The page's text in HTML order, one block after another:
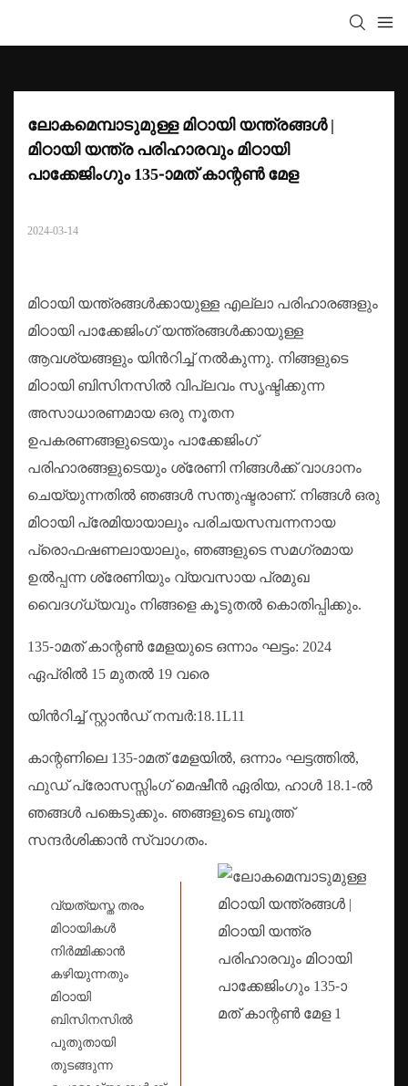
ലോകമെമ്പാടുമുള്ള മിഠായി യന്ത്രങ്ങൾ |
മിഠായി യന്ത്ര പരിഹാരവും മിഠായി
പാക്കേജിംഗും 135-ാമത് കാന്റൺ മേള
2024-03-14
മിഠായി യന്ത്രങ്ങൾക്കായുള്ള എല്ലാ പരിഹാരങ്ങളും
മിഠായി പാക്കേജിംഗ് യന്ത്രങ്ങൾക്കായുള്ള
ആവശ്യങ്ങളും യിൻറിച്ച് നൽകുന്നു. നിങ്ങളുടെ
മിഠായി ബിസിനസിൽ വിപ്ലവം സൃഷ്ടിക്കുന്ന
അസാധാരണമായ ഒരു നൂതന
ഉപകരണങ്ങളുടെയും പാക്കേജിംഗ്
പരിഹാരങ്ങളുടെയും ശ്രേണി നിങ്ങൾക്ക് വാഗ്ദാനം
ചെയ്യുന്നതിൽ ഞങ്ങൾ സന്തുഷ്ടരാണ്. നിങ്ങൾ ഒരു
മിഠായി പ്രേമിയായാലും പരിചയസമ്പന്നനായ
പ്രൊഫഷണലായാലും, ഞങ്ങളുടെ സമഗ്രമായ
ഉൽപ്പന്ന ശ്രേണിയും വ്യവസായ പ്രമുഖ
വൈദഗ്ധ്യവും നിങ്ങളെ കൂടുതൽ കൊതിപ്പിക്കും.
135-ാമത് കാന്റൺ മേളയുടെ ഒന്നാം ഘട്ടം: 2024
ഏപ്രിൽ 15 മുതൽ 19 വരെ
യിൻറിച്ച് സ്റ്റാൻഡ് നമ്പർ:18.1L11
കാന്റണിലെ 135-ാമത് മേളയിൽ, ഒന്നാം ഘട്ടത്തിൽ,
ഫുഡ് പ്രോസസ്സിംഗ് മെഷീൻ ഏരിയ, ഹാൾ 18.1-ൽ
ഞങ്ങൾ പങ്കെടുക്കും. ഞങ്ങളുടെ ബൂത്ത്
സന്ദർശിക്കാൻ സ്വാഗതം.
വ്യത്യസ്ത തരം
മിഠായികൾ
നിർമ്മിക്കാൻ
കഴിയുന്നതും
മിഠായി
ബിസിനസിൽ
പുതുതായി
തുടങ്ങുന്ന